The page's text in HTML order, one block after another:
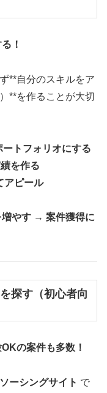
！
**自分のスキルをア
**を作ることが大切
トフォリオにする
を作る
アピール
増やす → 案件獲得に
探す（初心者向
の案件も多数！
ーシングサイト で